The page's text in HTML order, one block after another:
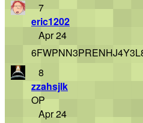
7
eric1202
Apr 24
8
zzahsjlk
OP
Apr 24